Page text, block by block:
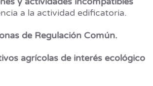
a la actividad edificatoria.
de Regulación Común.
agrícolas de interés ecológico